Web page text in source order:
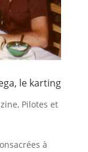
le karting
, Pilotes et
à